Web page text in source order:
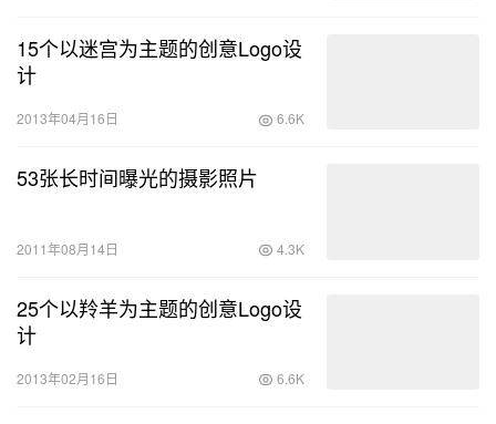
15个以迷宫为主题的创意Logo设
计
2013年04月16日 6.6K
53张长时间曝光的摄影照片
2011年08月14日 4.3K
25个以羚羊为主题的创意Logo设
计
2013年02月16日 6.6K